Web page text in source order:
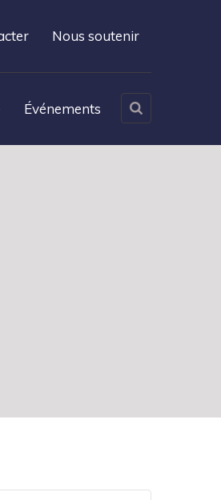
Nous soutenir
Événements